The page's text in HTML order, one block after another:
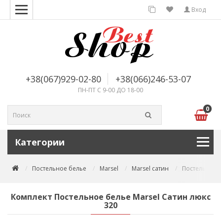
Вход
+38(067)929-02-80 +38(066)246-53-07
ПН-ПТ С 9-00 ДО 18-00
0
Категории
Постельное белье Marsel Marsel сатин Постельное
Комплект Постельное белье Marsel Сатин люкс
320